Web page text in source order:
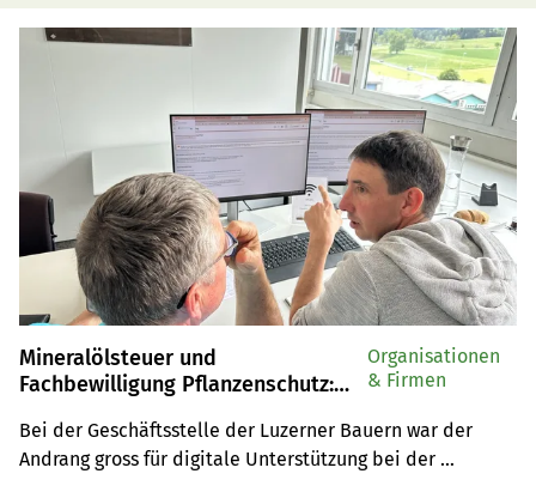
Mineralölsteuer und
Fachbewilligung Pflanzenschutz:
der Registrierung
Bei der Geschäftsstelle der Luzerner Bauern war der
Andrang gross für digitale Unterstützung bei der
Organisationen
& Firmen